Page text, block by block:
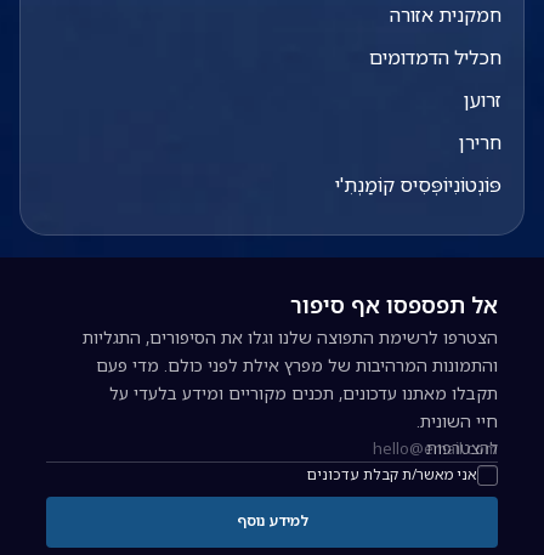
חמקנית אזורה
חכליל הדמדומים
זרוען
חרירן
פּוֹנְטוֹנִיוֹפְּסִיס קוֹמַנְתִ'י
אל תפספסו אף סיפור
הצטרפו לרשימת התפוצה שלנו וגלו את הסיפורים, התגליות
והתמונות המרהיבות של מפרץ אילת לפני כולם. מדי פעם
תקבלו מאתנו עדכונים, תכנים מקוריים ומידע בלעדי על
חיי השונית.
כתובת אימייל להרשמה לניוזלטר
אני מאשר/ת קבלת עדכונים
להצטרפות
למידע נוסף